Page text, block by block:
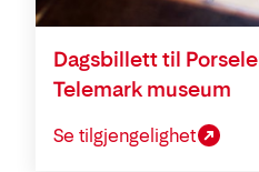
Dagsbillett til
Telemark museum
Se tilgjengelighet